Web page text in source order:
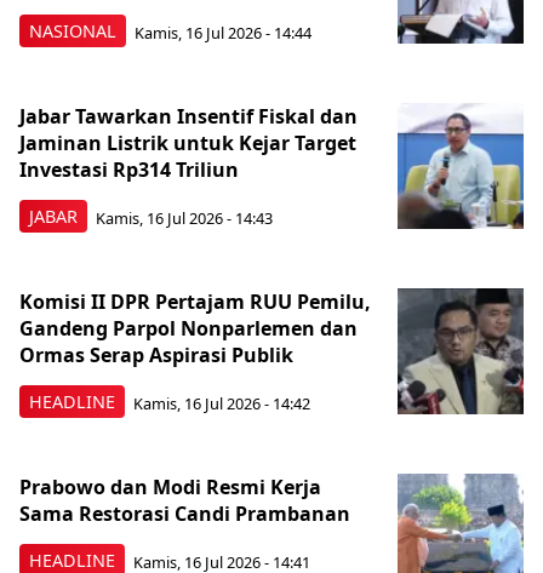
NASIONAL Kamis, 16 Jul 2026 - 14:44
JABAR
Jabar Tawarkan Insentif Fiskal dan
Jaminan Listrik untuk Kejar Target
Investasi Rp314 Triliun
Kamis, 16 Jul 2026 - 14:43
HEADLINE
Komisi II DPR Pertajam RUU Pemilu,
Gandeng Parpol Nonparlemen dan
Ormas Serap Aspirasi Publik
Kamis, 16 Jul 2026 - 14:42
HEADLINE
Prabowo dan Modi Resmi Kerja
Sama Restorasi Candi Prambanan
Kamis, 16 Jul 2026 - 14:41